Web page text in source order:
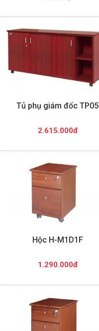
Tủ phụ giám đốc TP05
2.615.000đ
Hộc H-M1D1F
1.290.000đ